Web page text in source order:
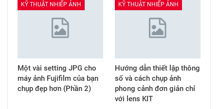
KỸ THUẬT NHIẾP ẢNH
Một vài setting JPG cho
máy ảnh Fujifilm của bạn
chụp đẹp hơn (Phần 2)
KỸ THUẬT NHIẾP ẢNH
Hướng dẫn thiết lập thông
số và cách chụp ảnh
phong cảnh đơn giản chỉ
với lens KIT